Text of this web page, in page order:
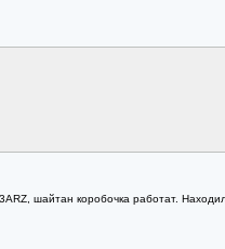
шайтан коробочка работат.